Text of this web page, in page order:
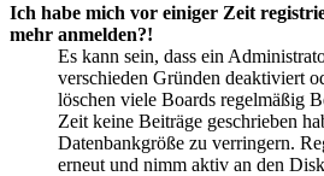
Ich habe mich vor einiger Zeit
mehr anmelden?!
Es kann sein, dass ein
verschieden Gründen deaktiviert
löschen viele Boards regelmäßig
Zeit keine Beiträge geschrieben
Datenbankgröße zu verringern.
erneut und nimm aktiv an den